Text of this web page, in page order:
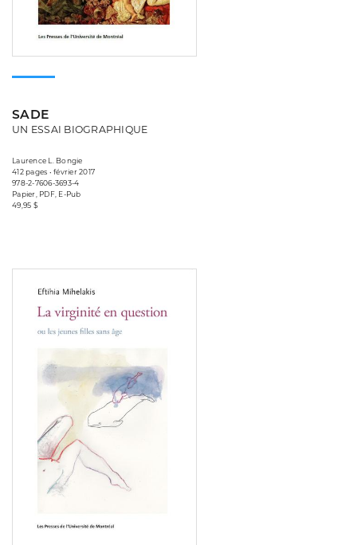
SADE
UN ESSAI BIOGRAPHIQUE
Laurence L. Bongie
412 pages • février 2017
978-2-7606-3693-4
Papier, PDF, E-Pub
49,95 $